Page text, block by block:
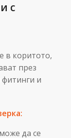
с
в коритото,
през
фитинги и
да се